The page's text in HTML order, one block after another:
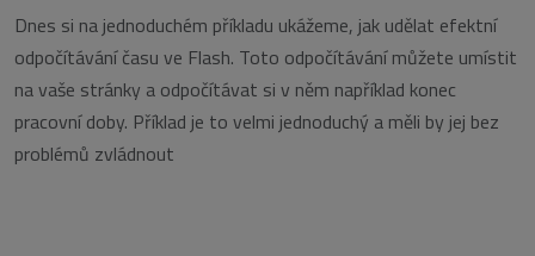
Dnes si na jednoduchém příkladu ukážeme, jak udělat efektní
odpočítávání času ve Flash. Toto odpočítávání můžete umístit
na vaše stránky a odpočítávat si v něm například konec
pracovní doby. Příklad je to velmi jednoduchý a měli by jej bez
problémů zvládnout